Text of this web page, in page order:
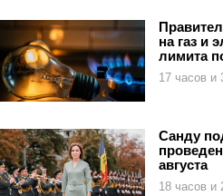
на газ и
лимита
17 часов и
Санду
августа
18 часов и